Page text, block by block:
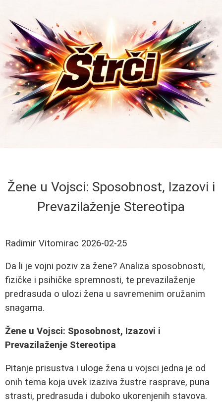
Žene u Vojsci: Sposobnost, Izazovi i
Prevazilaženje Stereotipa
Radimir Vitomirac 2026-02-25
Da li je vojni poziv za žene? Analiza sposobnosti,
fizičke i psihičke spremnosti, te prevazilaženje
predrasuda o ulozi žena u savremenim oružanim
snagama.
Žene u Vojsci: Sposobnost, Izazovi i
Prevazilaženje Stereotipa
Pitanje prisustva i uloge žena u vojsci jedna je od
onih tema koja uvek izaziva žustre rasprave, puna
strasti, predrasuda i duboko ukorenjenih stavova.